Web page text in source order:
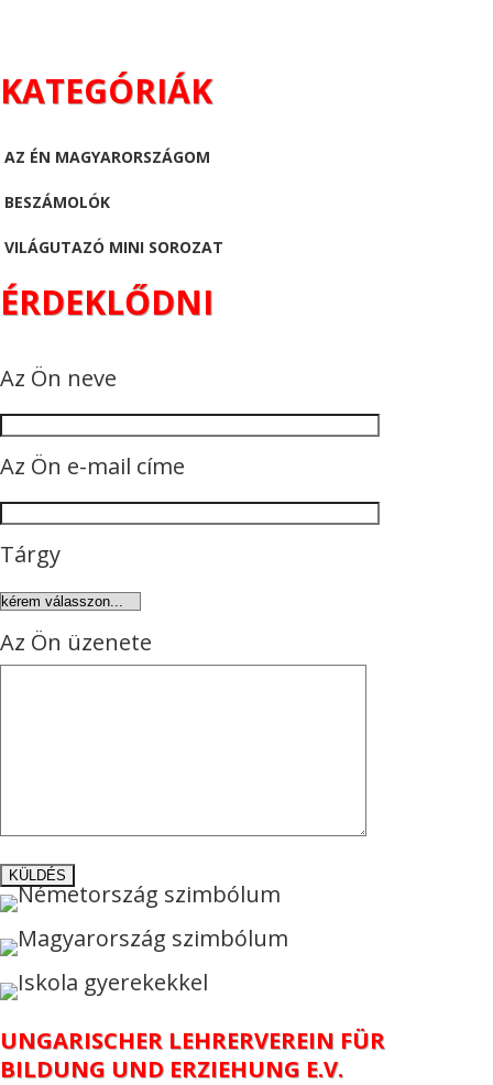
KATEGÓRIÁK
AZ ÉN MAGYARORSZÁGOM
BESZÁMOLÓK
VILÁGUTAZÓ MINI SOROZAT
ÉRDEKLŐDNI
Az Ön neve
Az Ön e-mail címe
Tárgy
Az Ön üzenete
UNGARISCHER LEHRERVEREIN FÜR
BILDUNG UND ERZIEHUNG E.V.